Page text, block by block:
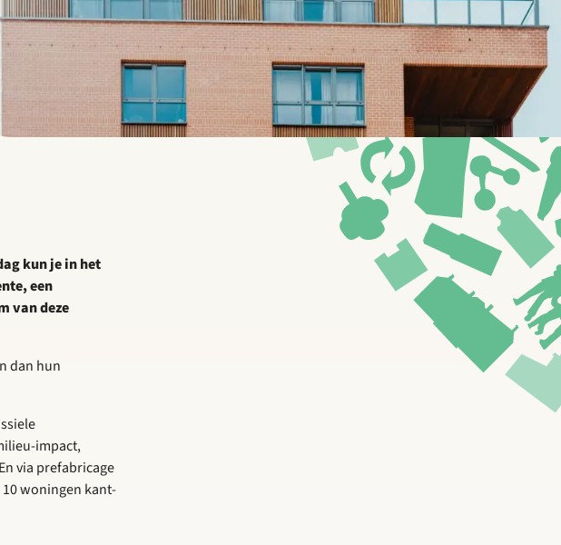
kun je in het
een
van deze
dan hun
impact,
via prefabricage
woningen kant-